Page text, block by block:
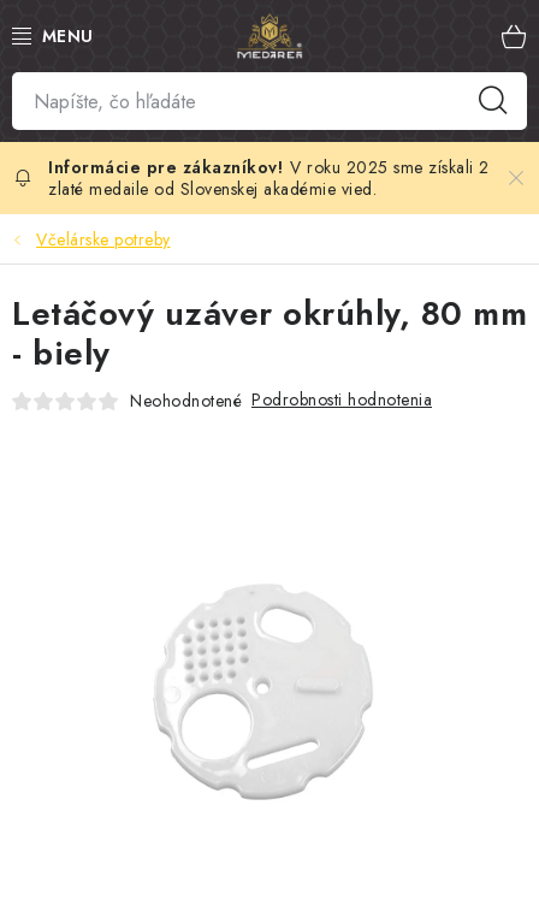
na
SLOVENSKÝ MED
MANUKA MED
VČELÍ PEĽ
MATERSKÁ KAŠIČKA
VČELÍ JED
MEDOVÉ DARČEKOVÉ SETY
VÝROBKY Z VOSKU
DOPLNKY KU VČELÍM PRODUKTOM
MEDOVÉ CUKROVINKY
V roku 2025 sme získali 2
zlaté medaile od Slovenskej akadémie vied.
Včelárske potreby
Letáčový uzáver okrúhly, 80 mm
- biely
Neohodnotené Podrobnosti hodnotenia